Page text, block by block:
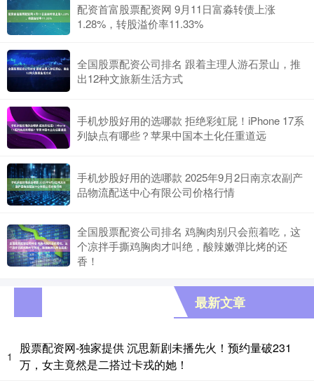
配资首富股票配资网 9月11日富淼转债上涨
1.28%，转股溢价率11.33%
全国股票配资公司排名 跟着主理人游石景山，推
出12种文旅新生活方式
手机炒股好用的选哪款 拒绝彩虹屁！iPhone 17系
列缺点有哪些？苹果中国本土化任重道远
手机炒股好用的选哪款 2025年9月2日南京农副产
品物流配送中心有限公司价格行情
全国股票配资公司排名 鸡胸肉别只会煎着吃，这
个凉拌手撕鸡胸肉才叫绝，酸辣嫩弹比烤的还
香！
最新文章
1
股票配资网-独家提供 沉思新剧未播先火！预约量破231
万，女主竟然是二搭过卡戎的她！